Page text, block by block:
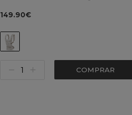
149.90€
COMPRAR